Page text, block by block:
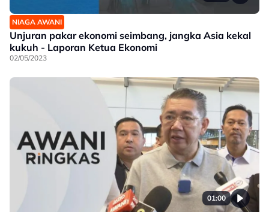
NIAGA AWANI
Unjuran pakar ekonomi seimbang, jangka Asia kekal
kukuh - Laporan Ketua Ekonomi
02/05/2023
01:00